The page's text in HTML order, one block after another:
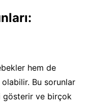
hem de
Bu sorunlar
gösterir ve birçok